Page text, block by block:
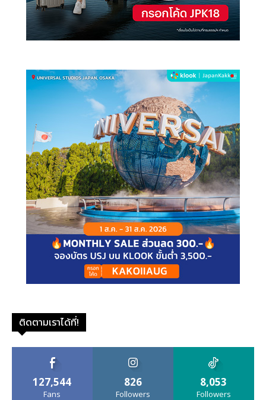
ติดตามเราได้ที่!
127,544
Fans
826
Followers
8,053
Followers